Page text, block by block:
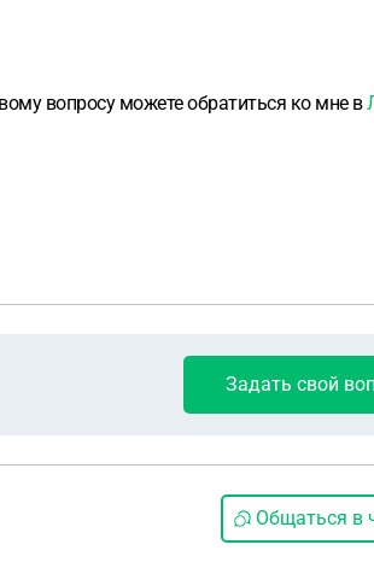
вопросу можете обратиться ко мне в
Задать свой
Общаться в